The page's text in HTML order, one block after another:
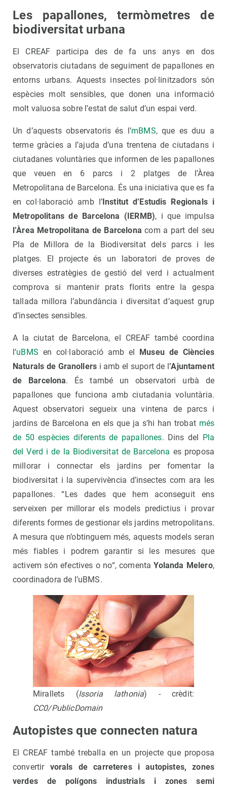
Les papallones, termòmetres de
biodiversitat urbana
El CREAF participa des de fa uns anys en dos
observatoris ciutadans de seguiment de papallones en
entorns urbans. Aquests insectes pol·linitzadors són
espècies molt sensibles, que donen una informació
molt valuosa sobre l’estat de salut d’un espai verd.
Un d’aquests observatoris és l’mBMS, que es duu a
terme gràcies a l’ajuda d’una trentena de ciutadans i
ciutadanes voluntàries que informen de les papallones
que veuen en 6 parcs i 2 platges de l’Àrea
Metropolitana de Barcelona. És una iniciativa que es fa
en col·laboració amb l’Institut d’Estudis Regionals i
Metropolitans de Barcelona (IERMB), i que impulsa
l’Àrea Metropolitana de Barcelona com a part del seu
Pla de Millora de la Biodiversitat dels parcs i les
platges. El projecte és un laboratori de proves de
diverses estratègies de gestió del verd i actualment
comprova si mantenir prats florits entre la gespa
tallada millora l’abundància i diversitat d’aquest grup
d’insectes sensibles.
A la ciutat de Barcelona, el CREAF també coordina
l’uBMS en col·laboració amb el
Museu de Ciències
Naturals de Granollers i amb el suport de l’Ajuntament
de Barcelona. És també un observatori urbà de
papallones que funciona amb ciutadania voluntària.
Aquest observatori segueix una vintena de parcs i
jardins de Barcelona en els que ja s’hi han trobat més
de 50 espècies diferents de papallones. Dins del
Pla
del Verd i de la Biodiversitat de Barcelona es proposa
millorar i connectar els jardins per fomentar la
biodiversitat i la supervivència d’insectes com ara les
papallones. “Les dades que hem aconseguit ens
serveixen per millorar els models predictius i provar
diferents formes de gestionar els jardins metropolitans.
A mesura que n’obtinguem més, aquests models seran
més fiables i podrem garantir si les mesures que
activem són efectives o no“, comentaYolanda Melero,
coordinadora de l’uBMS.
Mirallets (Issoria lathonia) - crèdit:
CC0/PublicDomain
Autopistes que connecten natura
El CREAF també treballa en un projecte que proposa
convertir vorals de carreteres i autopistes, zones
verdes de polígons industrials i zones semi